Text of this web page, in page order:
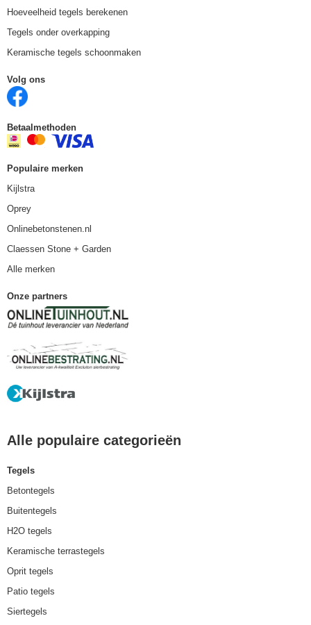
Hoeveelheid tegels berekenen
Tegels onder overkapping
Keramische tegels schoonmaken
Volg ons
Betaalmethoden
Populaire merken
Kijlstra
Oprey
Onlinebetonstenen.nl
Claessen Stone + Garden
Alle merken
Onze partners
Alle populaire categorieën
Tegels
Betontegels
Buitentegels
H2O tegels
Keramische terrastegels
Oprit tegels
Patio tegels
Siertegels